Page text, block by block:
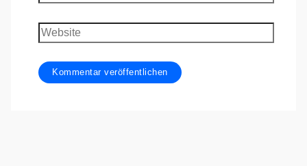
Mail-
Adresse
Website